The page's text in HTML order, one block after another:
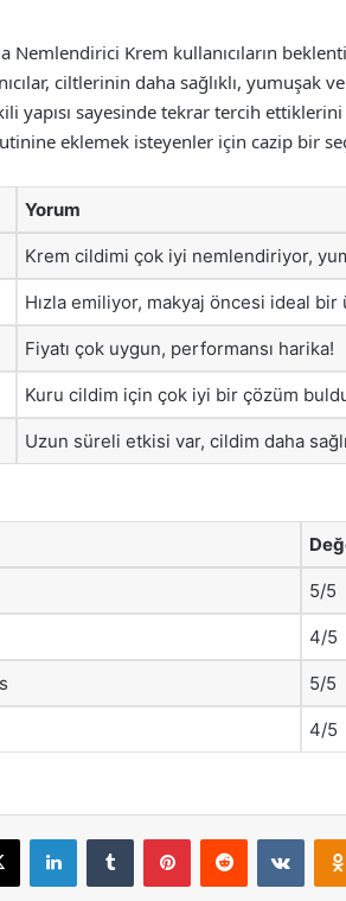
Nemlendirici Krem kullanıcıların
ciltlerinin daha sağlıklı,
yapısı sayesinde tekrar tercih
eklemek isteyenler için cazip bir
Yorum
Krem cildimi çok iyi nemlendiriyor,
Hızla emiliyor, makyaj öncesi ideal bir
Fiyatı çok uygun, performansı harika!
Kuru cildim için çok iyi bir çözüm
Uzun süreli etkisi var, cildim daha
5/5
4/5
5/5
4/5
X LinkedInTumblr PinterestReddit